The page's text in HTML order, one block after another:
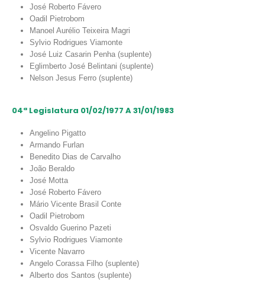
José Roberto Fávero
Oadil Pietrobom
Manoel Aurélio Teixeira Magri
Sylvio Rodrigues Viamonte
José Luiz Casarin Penha (suplente)
Eglimberto José Belintani (suplente)
Nelson Jesus Ferro (suplente)
04ª Legislatura 01/02/1977 A 31/01/1983
Angelino Pigatto
Armando Furlan
Benedito Dias de Carvalho
João Beraldo
José Motta
José Roberto Fávero
Mário Vicente Brasil Conte
Oadil Pietrobom
Osvaldo Guerino Pazeti
Sylvio Rodrigues Viamonte
Vicente Navarro
Angelo Corassa Filho (suplente)
Alberto dos Santos (suplente)